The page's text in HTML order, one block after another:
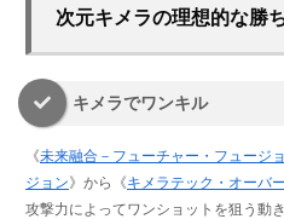
次元キメラの理想的な勝
キメラでワンキル
《未来融合－フューチャー・フュージ
ジョン》から《キメラテック・オーバ
攻撃力によってワンショットを狙う動